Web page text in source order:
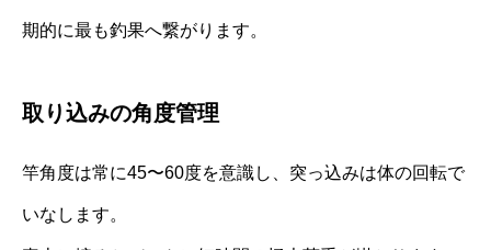
期的に最も釣果へ繋がります。
取り込みの角度管理
竿角度は常に45〜60度を意識し、突っ込みは体の回転で
いなします。